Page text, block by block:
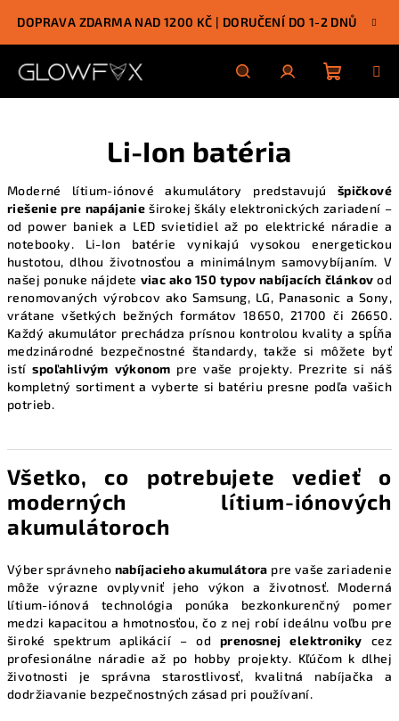
obsah
DOPRAVA ZDARMA NAD 1200 KČ | DORUČENÍ DO 1-2 DNŮ
HľadaťPrihlásenie
Li-Ion batéria
Moderné lítium-iónové akumulátory predstavujú špičkové
riešenie pre napájanie širokej škály elektronických zariadení –
od power baniek a LED svietidiel až po elektrické náradie a
notebooky. Li-Ion batérie vynikajú vysokou energetickou
hustotou, dlhou životnosťou a minimálnym samovybíjaním. V
našej ponuke nájdete viac ako 150 typov nabíjacích článkov od
renomovaných výrobcov ako Samsung, LG, Panasonic a Sony,
vrátane všetkých bežných formátov 18650, 21700 či 26650.
Každý akumulátor prechádza prísnou kontrolou kvality a spĺňa
medzinárodné bezpečnostné štandardy, takže si môžete byť
istíspoľahlivým výkonom pre vaše projekty. Prezrite si náš
kompletný sortiment a vyberte si batériu presne podľa vašich
potrieb.
Všetko, co potrebujete vedieť o
moderných lítium-iónových
akumulátoroch
Výber správneho nabíjacieho akumulátora pre vaše zariadenie
môže výrazne ovplyvniť jeho výkon a životnosť. Moderná
lítium-iónová technológia ponúka bezkonkurenčný pomer
medzi kapacitou a hmotnosťou, čo z nej robí ideálnu voľbu pre
široké spektrum aplikácií – od prenosnej elektroniky cez
profesionálne náradie až po hobby projekty. Kľúčom k dlhej
životnosti je správna starostlivosť, kvalitná nabíjačka a
dodržiavanie bezpečnostných zásad pri používaní.